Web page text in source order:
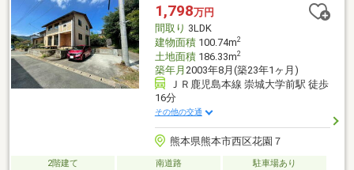
1,798万円
間取り 3LDK
建物面積100.74m2
土地面積186.33m2
築年月 2003年8月(築23年1ヶ月)
ＪＲ鹿児島本線 崇城大学前駅 徒歩
16分
その他の交通
熊本県熊本市西区花園７
2階建て 南道路
駐車場あり